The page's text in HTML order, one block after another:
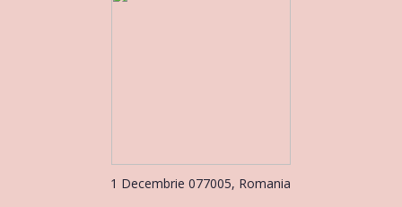
1 Decembrie 077005, Romania